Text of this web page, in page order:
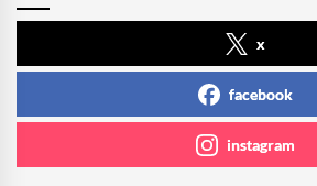
x
facebook
instagram